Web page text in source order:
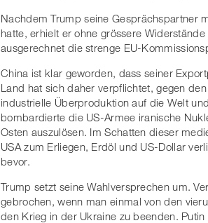
Nachdem Trump seine Gesprächspartner
hatte, erhielt er ohne grössere
ausgerechnet die strenge EU-
China ist klar geworden, dass seiner
Land hat sich daher verpflichtet, gegen
industrielle Überproduktion auf die Welt
bombardierte die US-Armee iranische
Osten auszulösen. Im Schatten dieser
USA zum Erliegen, Erdöl und US-Dollar
bevor.
Trump setzt seine Wahlversprechen um.
gebrochen, wenn man einmal von den
den Krieg in der Ukraine zu beenden.